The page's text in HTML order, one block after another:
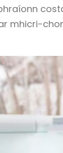
mhicri-